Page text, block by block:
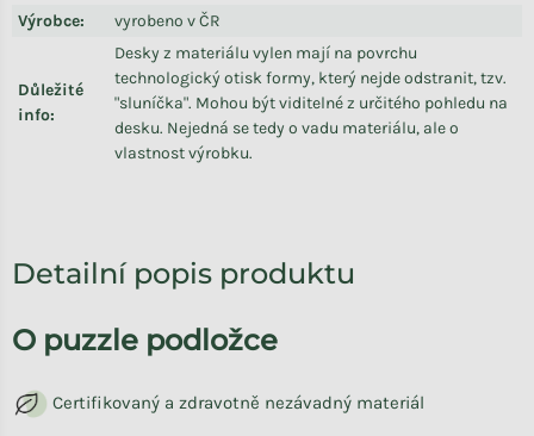
Výrobce: vyrobeno v ČR
Důležité
info:
Desky z materiálu vylen mají na povrchu
technologický otisk formy, který nejde odstranit, tzv.
"sluníčka". Mohou být viditelné z určitého pohledu na
desku. Nejedná se tedy o vadu materiálu, ale o
vlastnost výrobku.
Detailní popis produktu
O puzzle podložce
Certifikovaný a zdravotně nezávadný materiál